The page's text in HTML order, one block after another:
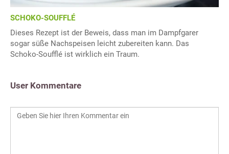
SCHOKO-SOUFFLÉ
Dieses Rezept ist der Beweis, dass man im Dampfgarer
sogar süße Nachspeisen leicht zubereiten kann. Das
Schoko-Soufflé ist wirklich ein Traum.
User Kommentare